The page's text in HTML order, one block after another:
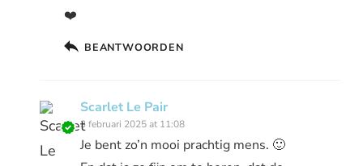
❤️
BEANTWOORDEN
Scarlet Le Pair
3 februari 2025 at 11:08
Je bent zo’n mooi prachtig mens. 🙂